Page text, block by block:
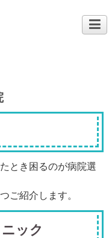
とき困るのが病院選
ご紹介します。
ック